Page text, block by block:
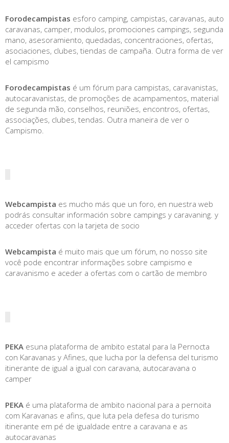
Forodecampistas esforo camping, campistas, caravanas, auto
caravanas, camper, modulos, promociones campings, segunda
mano, asesoramiento, quedadas, concentraciones, ofertas,
asociaciones, clubes, tiendas de campaña. Outra forma de ver
el campismo
Forodecampistas é um fórum para campistas, caravanistas,
autocaravanistas, de promoções de acampamentos, material
de segunda mão, conselhos, reuniões, encontros, ofertas,
associações, clubes, tendas. Outra maneira de ver o
Campismo.
Webcampista es mucho más que un foro, en nuestra web
podrás consultar información sobre campings y caravaning. y
acceder ofertas con la tarjeta de socio
Webcampista é muito mais que um fórum, no nosso site
você pode encontrar informações sobre campismo e
caravanismo e aceder a ofertas com o cartão de membro
PEKA esuna plataforma de ambito estatal para la Pernocta
con Karavanas y Afines, que lucha por la defensa del turismo
itinerante de igual a igual con caravana, autocaravana o
camper
PEKA é uma plataforma de ambito nacional para a pernoita
com Karavanas e afins, que luta pela defesa do turismo
itinerante em pé de igualdade entre a caravana e as
autocaravanas